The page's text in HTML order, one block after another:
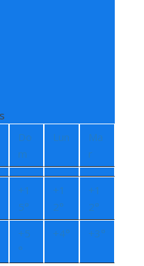
Do
m
Lun
Ma
r
+1
5°
+1
2°
+1
2°
+5
°
+4° +3°